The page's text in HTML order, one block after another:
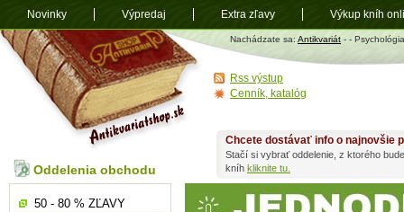
Antikvariát
shop.sk
Nachádzate sa: Antikvariát - - Psychológia
Chcete dostávať info o najnovšie
Stačí si vybrať oddelenie, z ktorého
kníh kliknite tu.
Oddelenia obchodu
50 - 80 % ZĽAVY
Rss výstup
Cenník, katalóg
Novinky Výpredaj Extra zľavy Výkup kníh